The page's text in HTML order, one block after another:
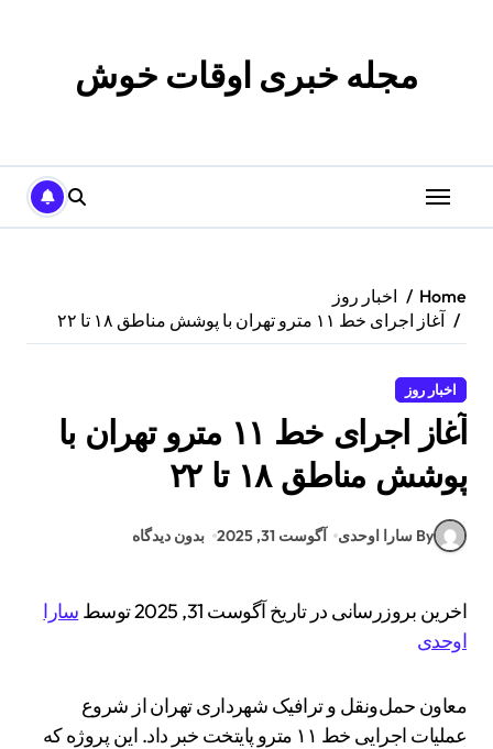
مجله خبری اوقات خوش
Home
اخبار روز
آغاز اجرای خط ۱۱ مترو تهران با پوشش مناطق ۱۸ تا ۲۲
اخبار روز
آغاز اجرای خط ۱۱ مترو تهران با
پوشش مناطق ۱۸ تا ۲۲
By سارا اوحدی آگوست 31, 2025 بدون دیدگاه
اخرین بروزرسانی در تاریخ آگوست 31, 2025 توسط
سارا
اوحدی
معاون حمل‌ونقل و ترافیک شهرداری تهران از شروع
عملیات اجرایی خط ۱۱ مترو پایتخت خبر داد. این پروژه که